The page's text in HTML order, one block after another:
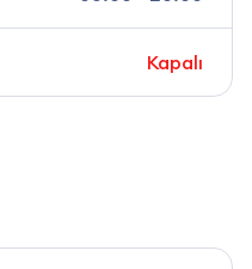
Kapalı